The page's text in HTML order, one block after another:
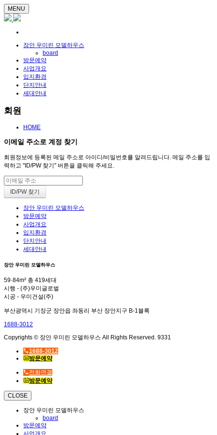
MENU
장안 우미린 모델하우스
board
방문예약
사업개요
입지환경
단지안내
세대안내
회원
HOME
이메일 주소로 계정 찾기
회원정보에 등록된 메일 주소로 아이디/비밀번호를 알려드립니다. 메일 주소를 입
력하고 "ID/PW 찾기" 버튼을 클릭해 주세요.
장안 우미린 모델하우스
방문예약
사업개요
입지환경
단지안내
세대안내
장안 우미린 모델하우스
59·84m² 총 419세대
시행 - (주)우미글로벌
시공 - 우미건설(주)
부산광역시 기장군 장안읍 좌동리 부산 장안지구 B-1블록
1688-3012
Copyrights © 장안 우미린 모델하우스 All Rights Reserved. 9331
1688-3012
방문예약
전화연결
방문예약
CLOSE
장안 우미린 모델하우스
board
방문예약
사업개요